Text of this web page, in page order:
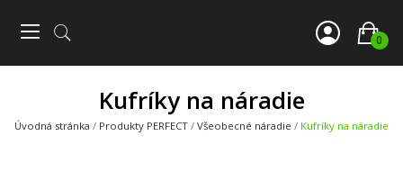
0
Kufríky na náradie
Úvodná stránka Produkty PERFECT Všeobecné náradie Kufríky na náradie